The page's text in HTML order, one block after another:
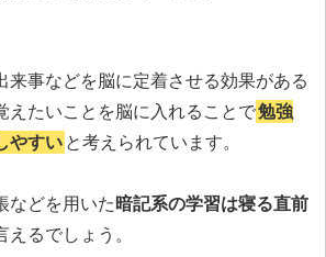
来事などを脳に定着させる効果がある
えたいことを脳に入れることで勉強
やすい と考えられています。
などを用いた暗記系の学習は寝る直前
えるでしょう。